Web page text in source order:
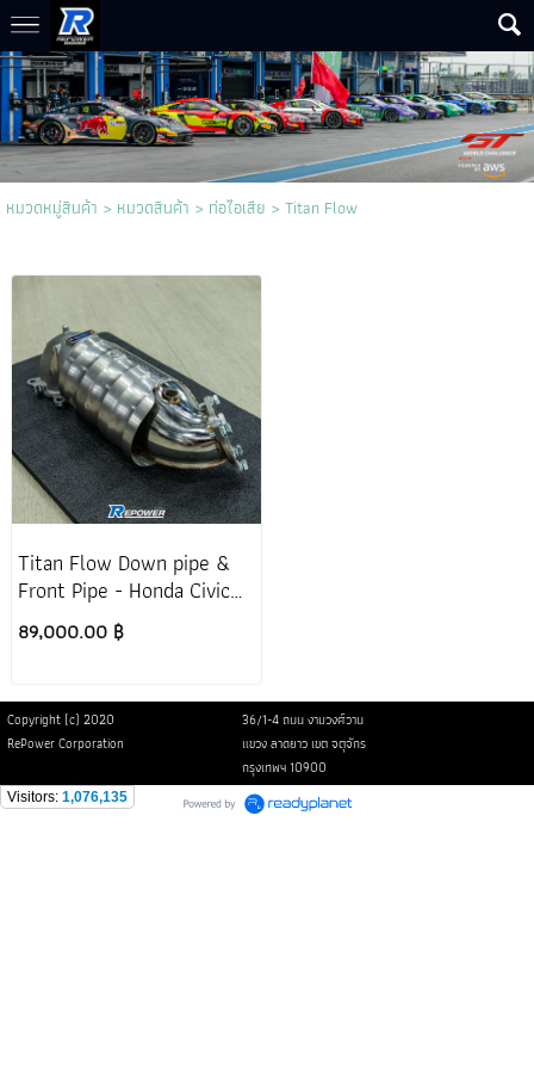
หมวดหมู่สินค้า > หมวดสินค้า > ท่อไอเสีย >Titan Flow
Titan Flow Down pipe &
Front Pipe - Honda Civic
Type R FL5
89,000.00 ฿
Copyright (c) 2020
36/1-4 ถนน งามวงศ์วาน
RePower Corporation
แขวง ลาดยาว เขต จตุจักร
กรุงเทพฯ 10900
Visitors: 1,076,135